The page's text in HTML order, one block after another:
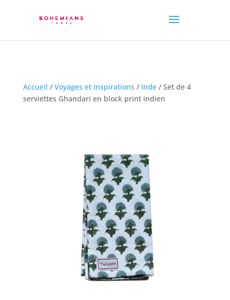
Accueil / Voyages et Inspirations / Inde/ Set de 4
serviettes Ghandari en block print indien